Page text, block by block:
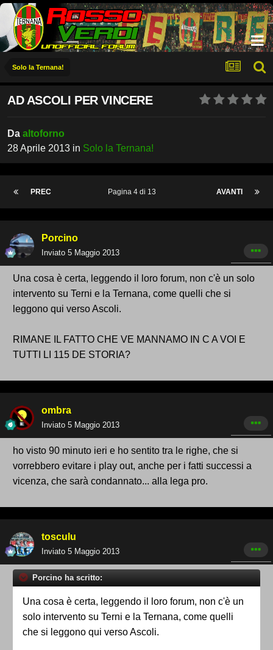
Solo la Ternana!
AD ASCOLI PER VINCERE
Da altoforno
28 Aprile 2013 in Solo la Ternana!
PREC AVANTI
Pagina 4 di 13
Porcino
Inviato 5 Maggio 2013
Una cosa è certa, leggendo il loro forum, non c'è un solo
intervento su Terni e la Ternana, come quelli che si
leggono qui verso Ascoli.
RIMANE IL FATTO CHE VE MANNAMO IN C A VOI E
TUTTI LI 115 DE STORIA?
ombra
Inviato 5 Maggio 2013
ho visto 90 minuto ieri e ho sentito tra le righe, che si
vorrebbero evitare i play out, anche per i fatti successi a
vicenza, che sarà condannato... alla lega pro.
tosculu
Inviato 5 Maggio 2013
Porcino ha scritto:
Una cosa è certa, leggendo il loro forum, non c'è un
solo intervento su Terni e la Ternana, come quelli
che si leggono qui verso Ascoli.